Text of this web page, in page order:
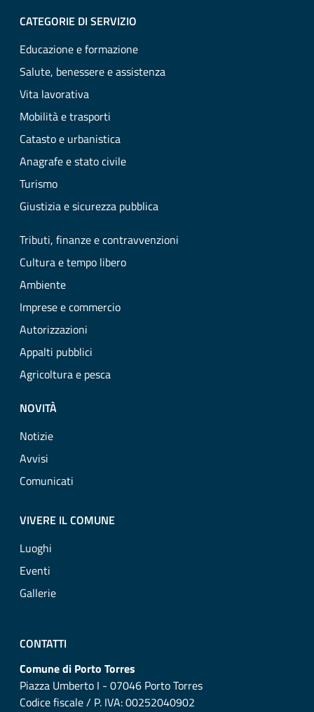
CATEGORIE DI SERVIZIO
Educazione e formazione
Salute, benessere e assistenza
Vita lavorativa
Mobilità e trasporti
Catasto e urbanistica
Anagrafe e stato civile
Turismo
Giustizia e sicurezza pubblica
Tributi, finanze e contravvenzioni
Cultura e tempo libero
Ambiente
Imprese e commercio
Autorizzazioni
Appalti pubblici
Agricoltura e pesca
NOVITÀ
Notizie
Avvisi
Comunicati
VIVERE IL COMUNE
Luoghi
Eventi
Gallerie
CONTATTI
Comune di Porto Torres
Piazza Umberto I - 07046 Porto Torres
Codice fiscale / P. IVA: 00252040902